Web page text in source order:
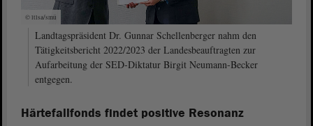
© ltlsa/smü
Landtagspräsident Dr. Gunnar Schellenberger nahm den
Tätigkeitsbericht 2022/2023 der Landesbeauftragten zur
Aufarbeitung der SED-Diktatur Birgit Neumann-Becker
entgegen.
Härtefallfonds findet positive Resonanz